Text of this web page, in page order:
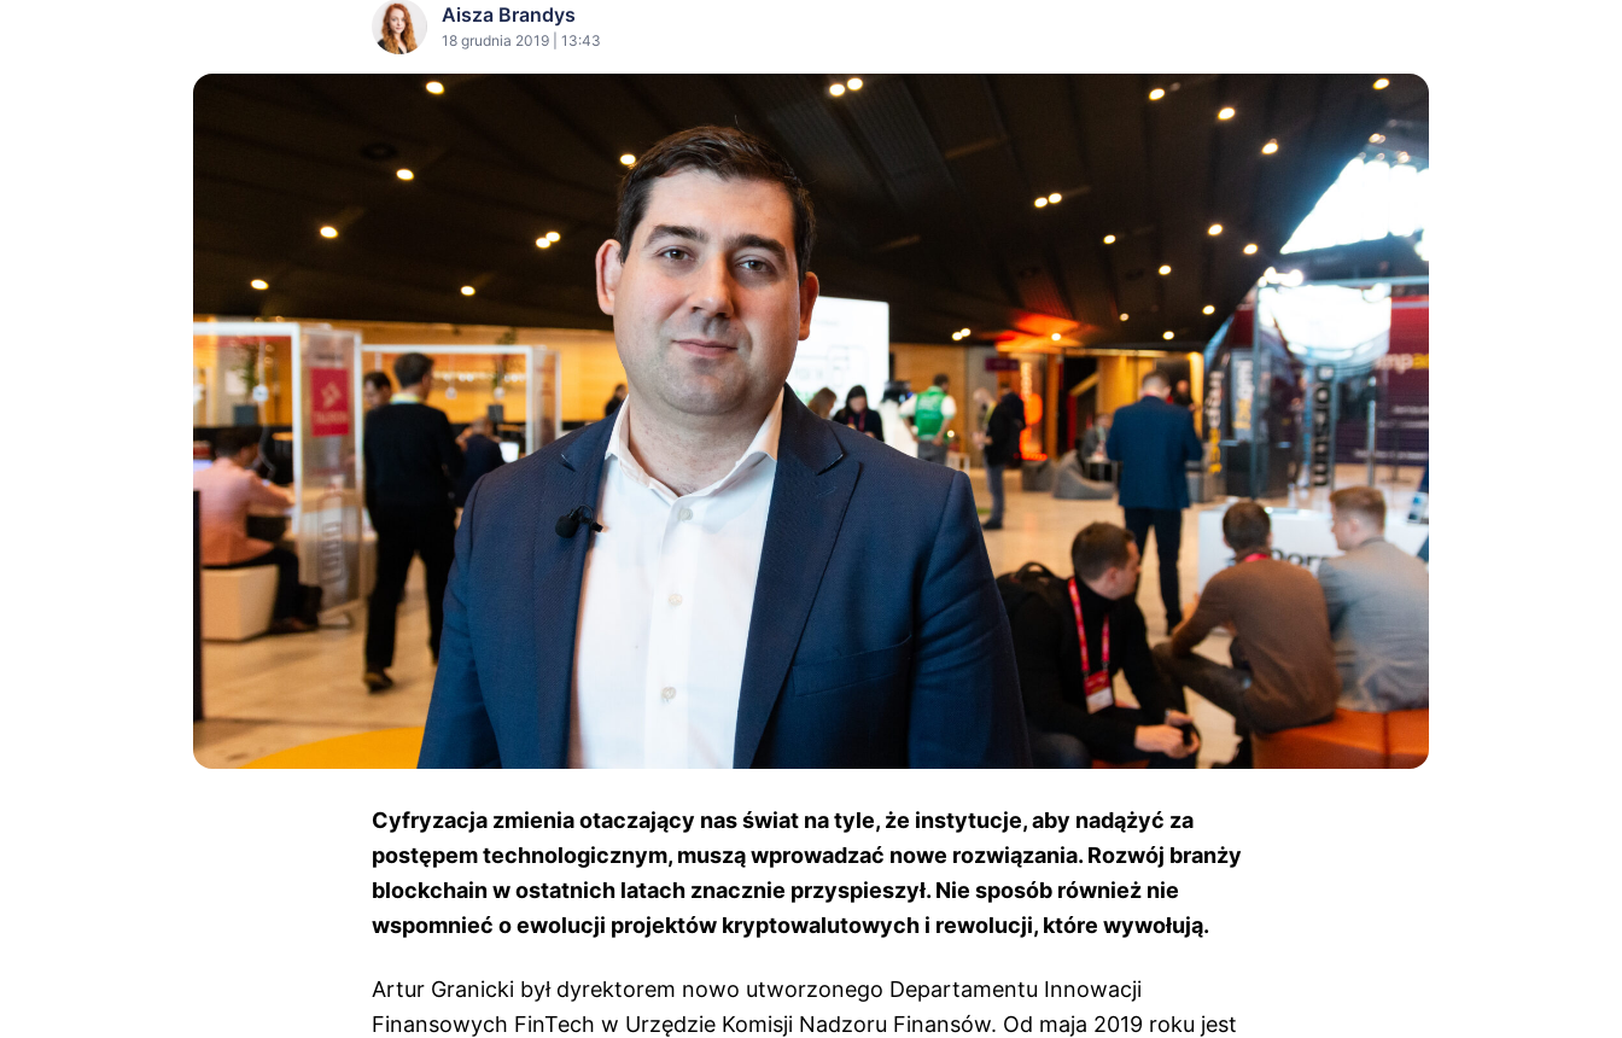
Aisza Brandys
18 grudnia 2019 | 13:43
Cyfryzacja zmienia otaczający nas świat na tyle, że instytucje, aby nadążyć za
postępem technologicznym, muszą wprowadzać nowe rozwiązania. Rozwój branży
blockchain w ostatnich latach znacznie przyspieszył. Nie sposób również nie
wspomnieć o ewolucji projektów kryptowalutowych i rewolucji, które wywołują.
Artur Granicki był dyrektorem nowo utworzonego Departamentu Innowacji
Finansowych FinTech w Urzędzie Komisji Nadzoru Finansów. Od maja 2019 roku jest